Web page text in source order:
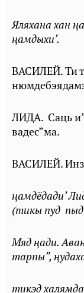
Яляхана хан
ңамдыхи’.
ВАСИЛЕЙ. Ти
ЛИДА. Саць
вадес”ма.
ВАСИЛЕЙ.
ңамдёдади’
(тикы пуд
Мяд ңади.
тарпы”,
тикэд